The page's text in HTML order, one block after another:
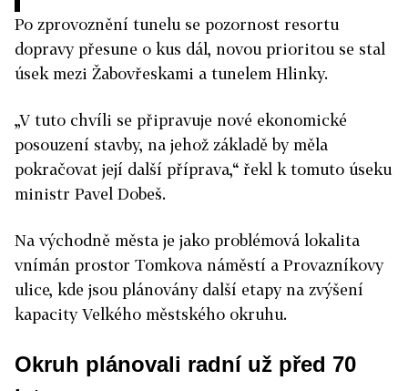
Po zprovoznění tunelu se pozornost resortu
dopravy přesune o kus dál, novou prioritou se stal
úsek mezi Žabovřeskami a tunelem Hlinky.
„V tuto chvíli se připravuje nové ekonomické
posouzení stavby, na jehož základě by měla
pokračovat její další příprava,“ řekl k tomuto úseku
ministr Pavel Dobeš.
Na východně města je jako problémová lokalita
vnímán prostor Tomkova náměstí a Provazníkovy
ulice, kde jsou plánovány další etapy na zvýšení
kapacity Velkého městského okruhu.
Okruh plánovali radní už před 70